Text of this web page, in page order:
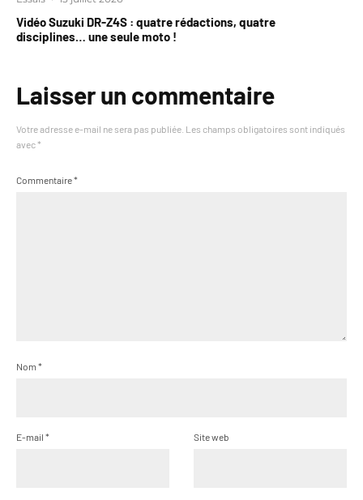
Vidéo Suzuki DR-Z4S : quatre rédactions, quatre
disciplines… une seule moto !
Laisser un commentaire
Votre adresse e-mail ne sera pas publiée. Les champs obligatoires sont indiqués
avec *
Commentaire*
Nom *
E-mail * Site web